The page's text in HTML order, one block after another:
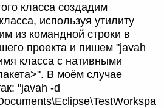
класса создадим
используя утилиту
из командной строки в
проекта и пишем "javah
класса с нативными
В моём случае
"javah -d